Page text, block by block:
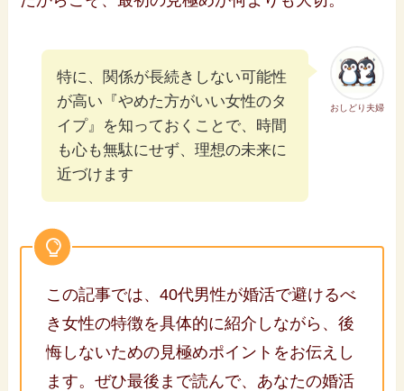
おしどり夫婦
特に、関係が長続きしない可能性
が高い『やめた方がいい女性のタ
イプ』を知っておくことで、時間
も心も無駄にせず、理想の未来に
近づけます
この記事では、40代男性が婚活で避けるべ
き女性の特徴を具体的に紹介しながら、後
悔しないための見極めポイントをお伝えし
ます。ぜひ最後まで読んで、あなたの婚活